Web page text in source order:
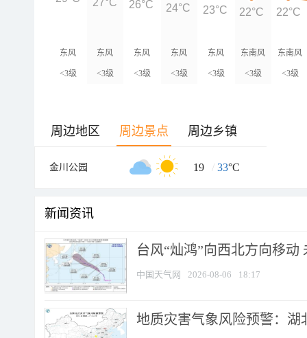
东风
<3级
东风
<3级
东风
<3级
东风
<3级
东风
<3级
东南风
<3级
东南风
<3级
27°C 26°C 24°C 23°C 22°C 22°C
周边地区 周边景点 周边乡镇
金川公园 19 / 33°C
新闻资讯
台风“灿鸿”向西北方向移动
中国天气网 2026-08-06 18:17
地质灾害气象风险预警：湖